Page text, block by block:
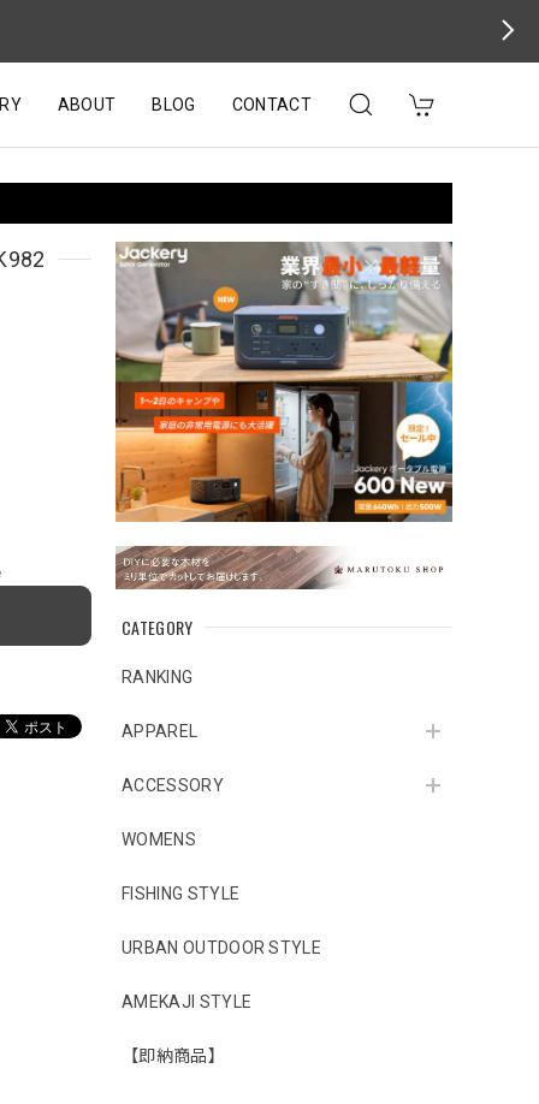
ABOUT BLOG CONTACT
CATEGORY
RANKING
APPAREL
ACCESSORY
WOMENS
FISHING STYLE
URBAN OUTDOOR STYLE
AMEKAJI STYLE
【即納商品】